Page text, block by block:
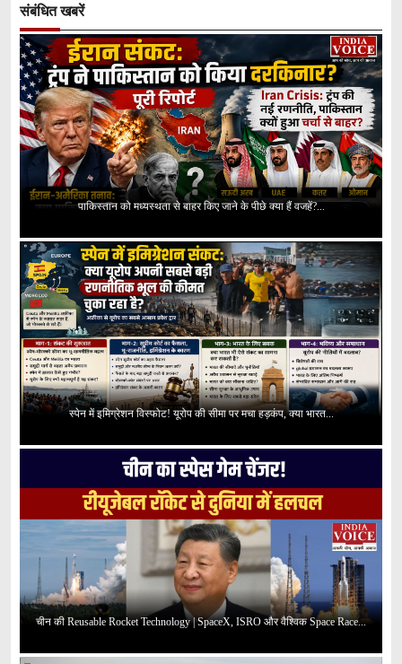
संबंधित खबरें
पाकिस्तान को मध्यस्थता से बाहर किए जाने के पीछे क्या हैं वजहें?...
स्पेन में इमिग्रेशन विस्फोट! यूरोप की सीमा पर मचा हड़कंप, क्या भारत...
चीन की Reusable Rocket Technology | SpaceX, ISRO और वैश्विक Space Race...